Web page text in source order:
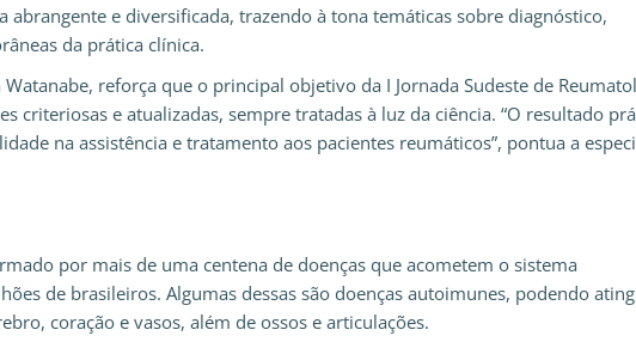
e diversificada, trazendo à tona temáticas sobre diagnóstico,
da prática clínica.
reforça que o principal objetivo da I Jornada Sudeste de
criteriosas e atualizadas, sempre tratadas à luz da ciência. “O resultado
na assistência e tratamento aos pacientes reumáticos”, pontua a
por mais de uma centena de doenças que acometem o sistema
de brasileiros. Algumas dessas são doenças autoimunes, podendo
coração e vasos, além de ossos e articulações.